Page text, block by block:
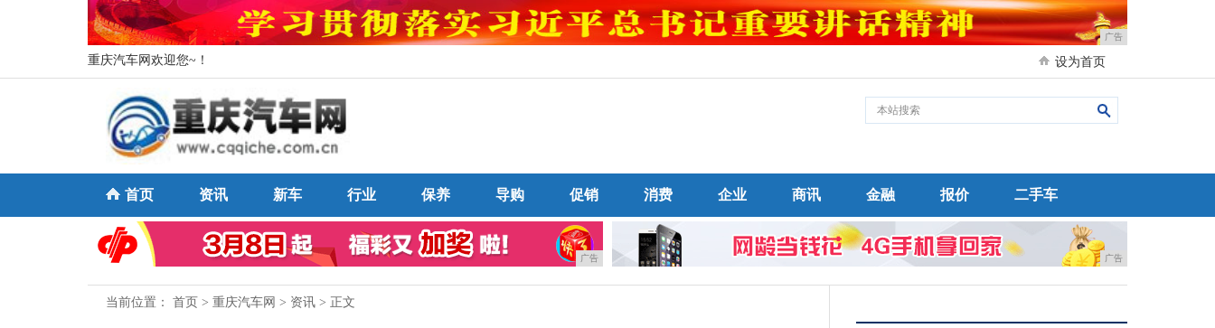
广告
重庆汽车网欢迎您~！ 设为首页
首页 资讯 新车 行业 保养 导购 促销 消费 企业 商讯 金融 报价 二手车
广告 广告
当前位置： 首页 > 重庆汽车网 > 资讯 > 正文